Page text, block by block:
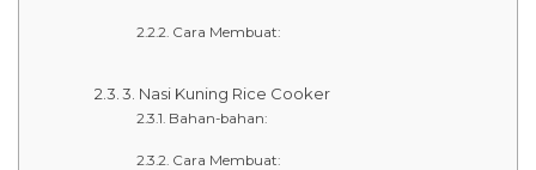
Cara Membuat:
3. Nasi Kuning Rice Cooker
Bahan-bahan:
Cara Membuat: